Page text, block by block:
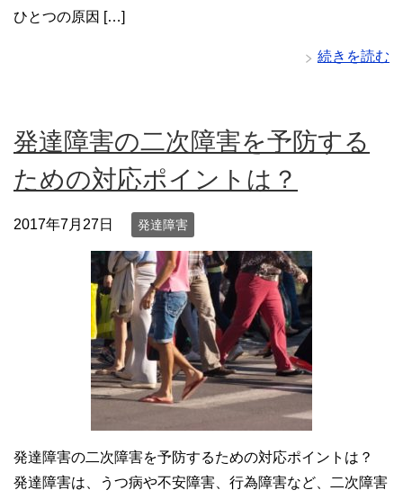
ひとつの原因 […]
続きを読む
発達障害の二次障害を予防する
ための対応ポイントは？
2017年7月27日 発達障害
発達障害の二次障害を予防するための対応ポイントは？
発達障害は、うつ病や不安障害、行為障害など、二次障害